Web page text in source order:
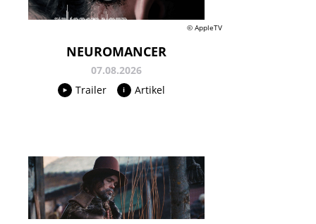
© AppleTV
NEUROMANCER
07.08.2026
Trailer
Artikel